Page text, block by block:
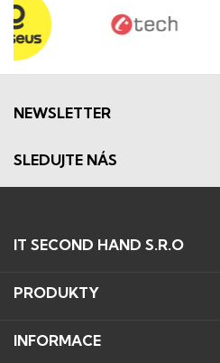
NEWSLETTER
SLEDUJTE NÁS
IT SECOND HAND S.R.O
PRODUKTY
INFORMACE